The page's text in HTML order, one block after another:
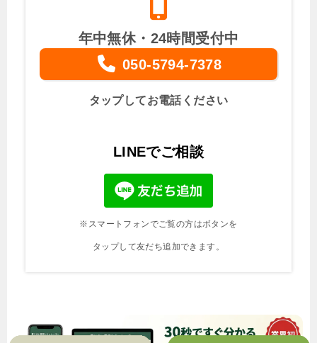
年中無休・24時間受付中
050-5794-7378
タップしてお電話ください
LINEでご相談
※スマートフォンでご覧の方はボタンを
タップして友だち追加できます。